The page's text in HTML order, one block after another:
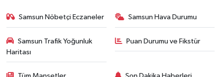
Samsun Nöbetçi Eczaneler Samsun Hava Durumu
Samsun Trafik Yoğunluk
Haritası
Puan Durumu ve Fikstür